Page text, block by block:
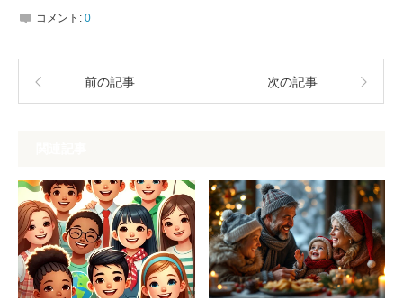
コメント: 0
前の記事 次の記事